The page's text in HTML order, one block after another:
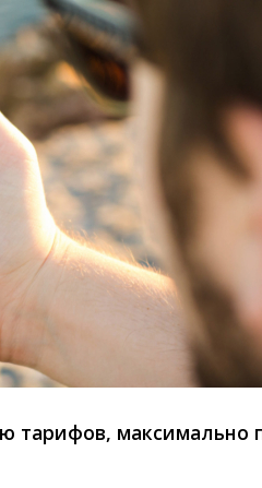
тарифов,